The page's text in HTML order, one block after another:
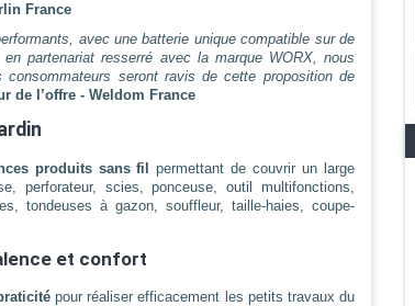
France
avec une batterie unique compatible sur de
partenariat resserré avec la marque WORX, nous
seront ravis de cette proposition de
de l’offre - Weldom France
produits sans fil
permettant de couvrir un large
perforateur, scies, ponceuse, outil multifonctions,
tondeuses à gazon, souffleur, taille-haies, coupe-
et confort
pour réaliser efficacement les petits travaux du